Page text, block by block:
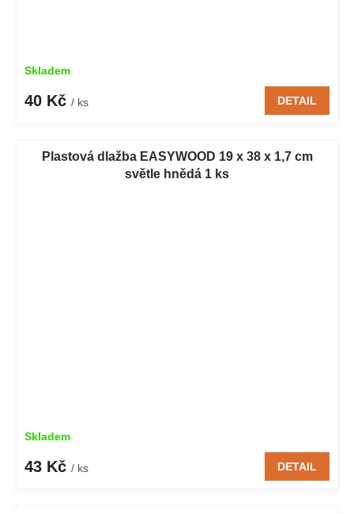
Skladem
40 Kč / ks DETAIL
Plastová dlažba EASYWOOD 19 x 38 x 1,7 cm
světle hnědá 1 ks
Skladem
43 Kč / ks DETAIL